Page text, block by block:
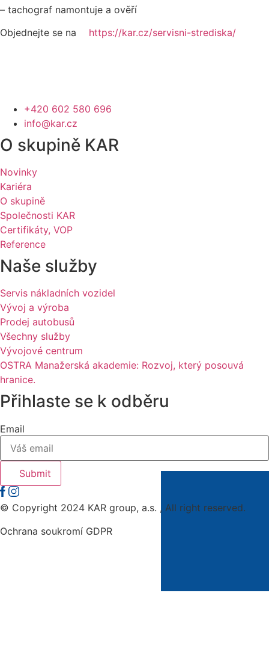
– tachograf namontuje a ověří
Objednejte se na
https://kar.cz/servisni-strediska/
+420 602 580 696
info@kar.cz
O skupině KAR
Novinky
Kariéra
O skupině
Společnosti KAR
Certifikáty, VOP
Reference
Naše služby
Servis nákladních vozidel
Vývoj a výroba
Prodej autobusů
Všechny služby
Vývojové centrum
OSTRA Manažerská akademie: Rozvoj, který posouvá
hranice.
Přihlaste se k odběru
Email
Submit
© Copyright 2024 KAR group, a.s. , All right reserved.
Ochrana soukromí GDPR